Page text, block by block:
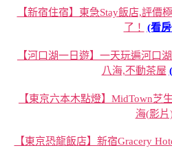
【新宿住宿】東急Stay飯店,評價
了！
(看
【河口湖一日遊】一天玩遍河口
八海,不動茶屋
【東京六本木點燈】MidTown芝
海(影片
【東京恐龍飯店】新宿Gracery